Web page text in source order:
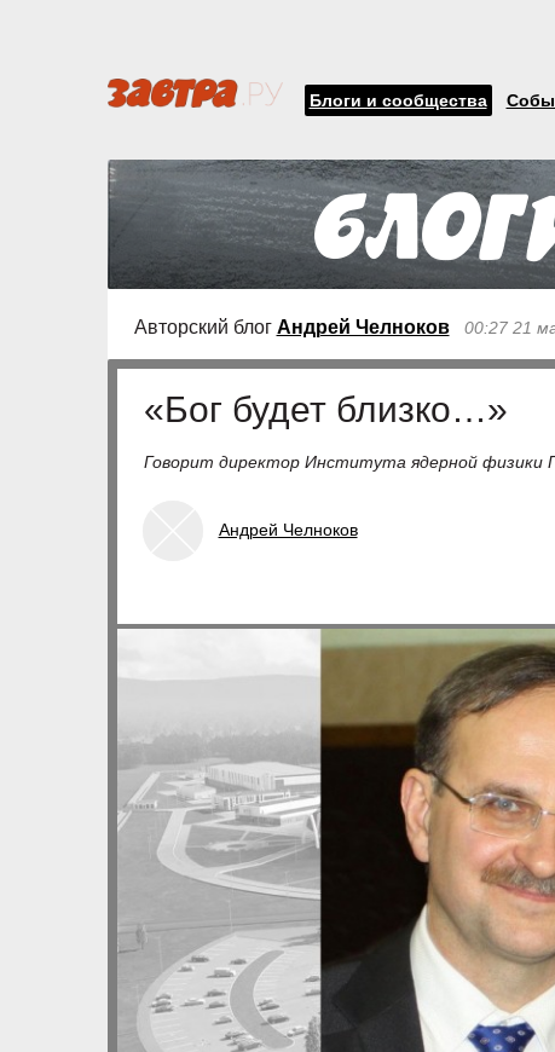
Блоги и сообщества
Авторский блог Андрей Челноков 00:27 21
«Бог будет близко…»
Говорит директор Института ядерной физики
Андрей Челноков